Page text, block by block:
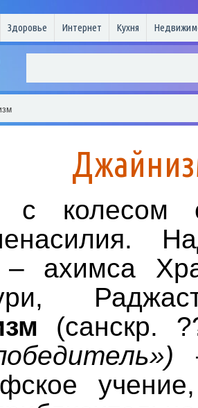
Здоровье Интернет Кухня
с колесом
– ахимса
(санскр.